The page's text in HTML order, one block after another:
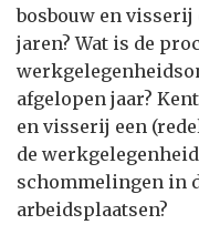
bosbouw en
jaren? Wat is de
afgelopen jaar?
en visserij een
de
schommelingen in
arbeidsplaatsen?